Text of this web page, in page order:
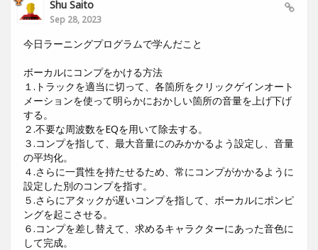
Shu Saito
Sep 28, 2023
今日ラーニングプログラムで学んだこと
ボーカルにコンプをかける方法
１.トラックを適当に切って、各箇所をクリックゲインオート
メーションを使って明らかにおかしい箇所の音量を上げ下げ
する。
２.不要な周波数をEQを用いて除去する。
３.コンプを指して、最大音量にのみかかるよう設定し、音量
の平均化。
４.さらに一貫性を持たせるため、常にコンプがかかるように
設定した別のコンプを指す。
５.さらにアタックが遅いコンプを指して、ボーカルにポンピ
ングを起こさせる。
６.コンプを差し替えて、求めるキャラクターにあった音色に
して完成。